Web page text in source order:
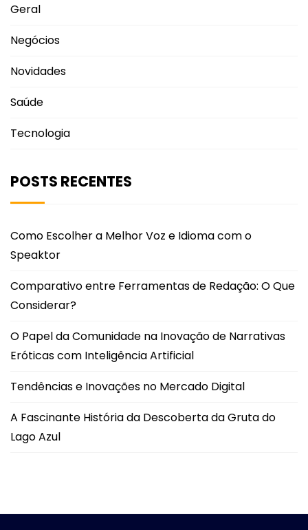
Geral
Negócios
Novidades
Saúde
Tecnologia
POSTS RECENTES
Como Escolher a Melhor Voz e Idioma com o
Speaktor
Comparativo entre Ferramentas de Redação: O Que
Considerar?
O Papel da Comunidade na Inovação de Narrativas
Eróticas com Inteligência Artificial
Tendências e Inovações no Mercado Digital
A Fascinante História da Descoberta da Gruta do
Lago Azul